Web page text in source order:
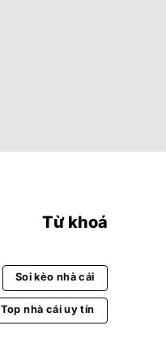
Từ khoá
Soi kèo nhà cái
Top nhà cái uy tín